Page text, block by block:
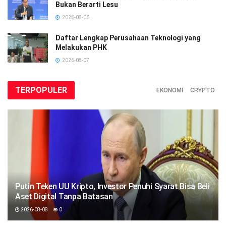
Bukan Berarti Lesu
2026-08-06
Daftar Lengkap Perusahaan Teknologi yang
Melakukan PHK
2026-08-07
TERPOPULER EKONOMI CRYPTO
Putin Teken UU Kripto, Investor Penuhi Syarat Bisa Beli
Aset Digital Tanpa Batasan
2026-08-08 0